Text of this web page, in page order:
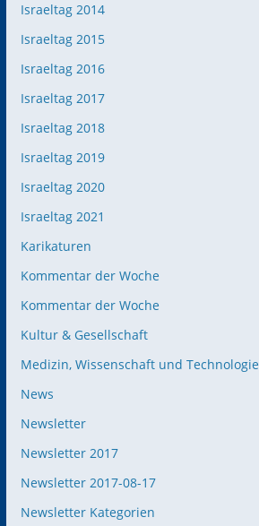
Israeltag 2014
Israeltag 2015
Israeltag 2016
Israeltag 2017
Israeltag 2018
Israeltag 2019
Israeltag 2020
Israeltag 2021
Karikaturen
Kommentar der Woche
Kommentar der Woche
Kultur & Gesellschaft
Medizin, Wissenschaft und Technologie
News
Newsletter
Newsletter 2017
Newsletter 2017-08-17
Newsletter Kategorien